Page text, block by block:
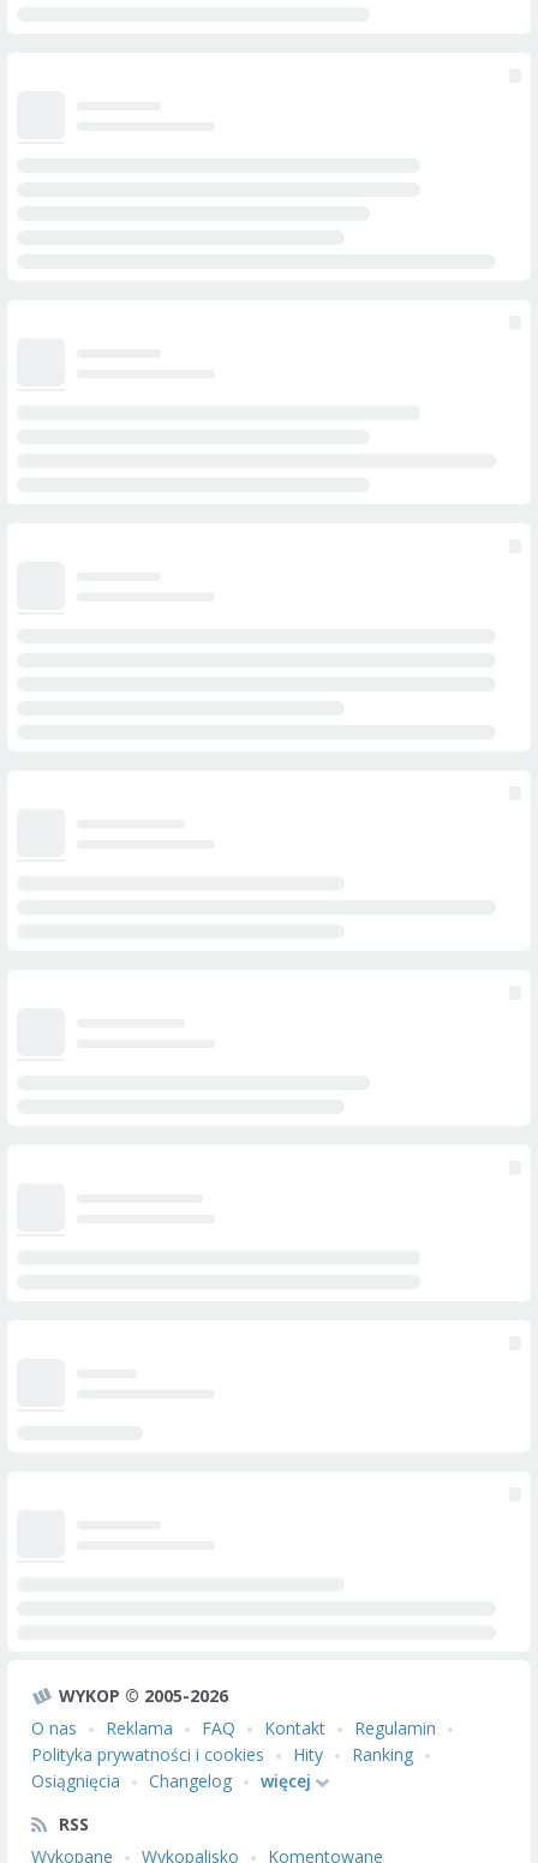
WYKOP © 2005-2026
O nas
Reklama FAQ Kontakt
Regulamin
Polityka prywatności i cookies
Hity
Ranking
Osiągnięcia
Changelog
więcej
RSS
Wykopane
Wykopalisko Komentowane